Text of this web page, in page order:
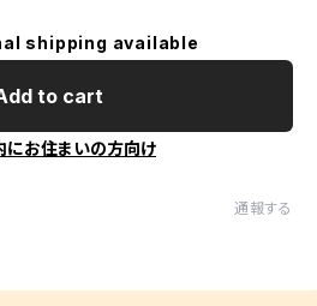
shipping available
to cart
にお住まいの方向け
通報する